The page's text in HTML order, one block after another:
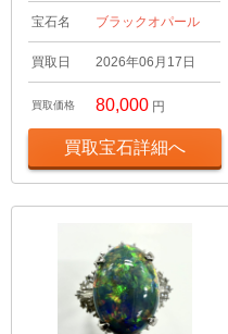
宝石名 ブラックオパール
買取日 2026年06月17日
買取価格 80,000 円
買取宝石詳細へ